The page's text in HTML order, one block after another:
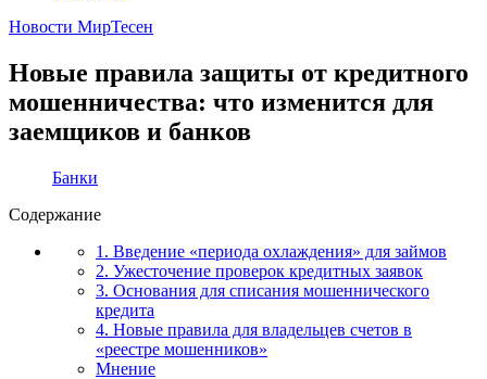
Новости МирТесен
Новые правила защиты от кредитного
мошенничества: что изменится для
заемщиков и банков
Банки
Содержание
1. Введение «периода охлаждения» для займов
2. Ужесточение проверок кредитных заявок
3. Основания для списания мошеннического
кредита
4. Новые правила для владельцев счетов в
«реестре мошенников»
Мнение